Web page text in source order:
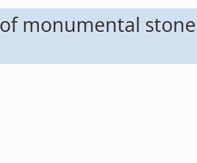
monumental